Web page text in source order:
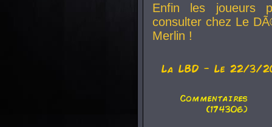
Enfin les joueurs
consulter chez Le
Merlin !
La LBD - Le 22/3/
Commentaires
(174306)